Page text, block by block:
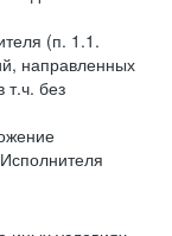
(п. 1.1.
направленных
т.ч. без